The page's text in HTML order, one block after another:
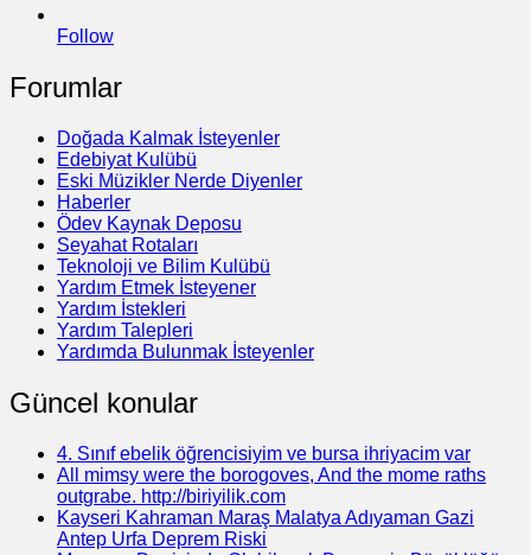
Follow
Forumlar
Doğada Kalmak İsteyenler
Edebiyat Kulübü
Eski Müzikler Nerde Diyenler
Haberler
Ödev Kaynak Deposu
Seyahat Rotaları
Teknoloji ve Bilim Kulübü
Yardım Etmek İsteyener
Yardım İstekleri
Yardım Talepleri
Yardımda Bulunmak İsteyenler
Güncel konular
4. Sınıf ebelik öğrencisiyim ve bursa ihriyacim var
All mimsy were the borogoves, And the mome raths
outgrabe. http://biriyilik.com
Kayseri Kahraman Maraş Malatya Adıyaman Gazi
Antep Urfa Deprem Riski